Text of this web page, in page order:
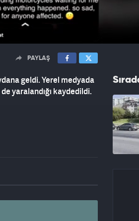
PAYLAŞ
geldi. Yerel medyada
yaralandığı kaydedildi.